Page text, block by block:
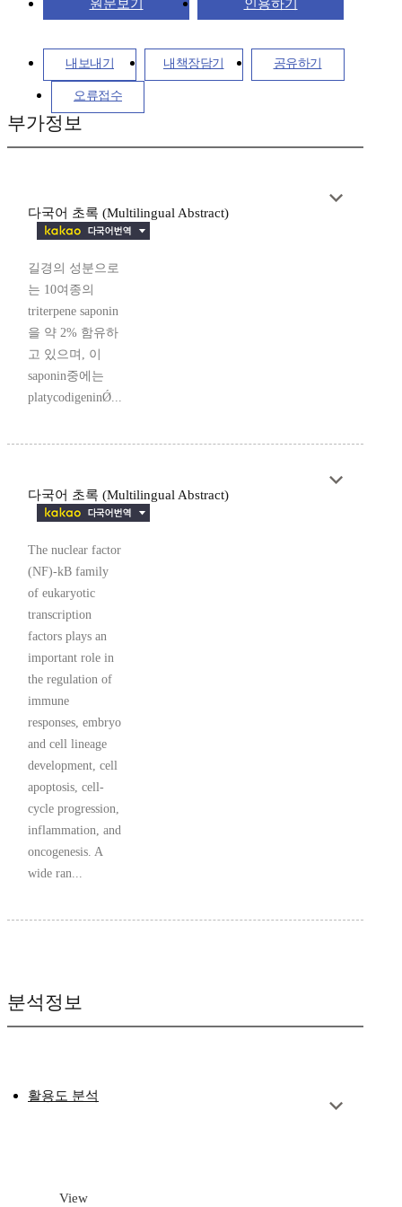
원문보기 인용하기
내보내기 내책장담기 공유하기
오류접수
부가정보
다국어 초록 (Multilingual Abstract)
길경의 성분으로
는 10여종의
triterpene saponin
을 약 2% 함유하
고 있으며, 이
saponin중에는
platycodigeninǾ...
다국어 초록 (Multilingual Abstract)
The nuclear factor
(NF)-kB family
of eukaryotic
transcription
factors plays an
important role in
the regulation of
immune
responses, embryo
and cell lineage
development, cell
apoptosis, cell-
cycle progression,
inflammation, and
oncogenesis. A
wide ran...
분석정보
활용도 분석
View